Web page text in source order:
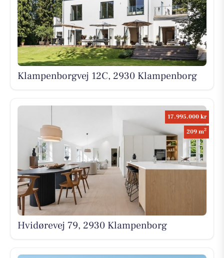
Klampenborgvej 12C, 2930 Klampenborg
17.995.000 kr
209 m2
Hvidørevej 79, 2930 Klampenborg